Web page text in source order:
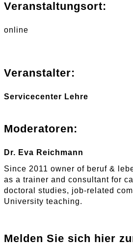
Veranstaltungsort:
online
Veranstalter:
Servicecenter Lehre
Moderatoren:
Dr. Eva Reichmann
Since 2011 owner of beruf &
as a trainer and consultant for
doctoral studies, job-related
University teaching.
Melden Sie sich hier